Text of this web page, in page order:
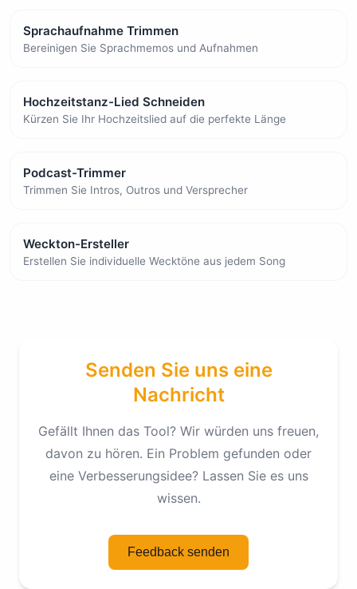
Sprachaufnahme Trimmen
Bereinigen Sie Sprachmemos und Aufnahmen
Hochzeitstanz-Lied Schneiden
Kürzen Sie Ihr Hochzeitslied auf die perfekte Länge
Podcast-Trimmer
Trimmen Sie Intros, Outros und Versprecher
Weckton-Ersteller
Erstellen Sie individuelle Wecktöne aus jedem Song
Senden Sie uns eine
Nachricht
Gefällt Ihnen das Tool? Wir würden uns freuen,
davon zu hören. Ein Problem gefunden oder
eine Verbesserungsidee? Lassen Sie es uns
wissen.
Feedback senden